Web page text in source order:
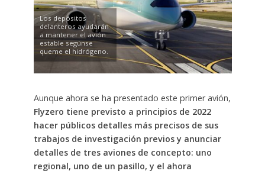
Los depósitos
delanteros ayudarán
a mantener el avión
estable segúnse
queme el hidrógeno.
Aunque ahora se ha presentado este primer avión,
Flyzero tiene previsto a principios de 2022
hacer públicos detalles más precisos de sus
trabajos de investigación previos y anunciar
detalles de tres aviones de concepto: uno
regional, uno de un pasillo, y el ahora